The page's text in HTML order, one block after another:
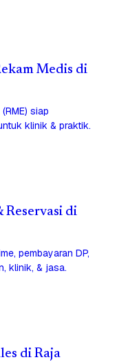
Medis di
siap
klinik & praktik.
Reservasi di
pembayaran DP,
klinik, & jasa.
di Raja